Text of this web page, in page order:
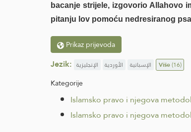
bacanje strijele, izgovorio Allahovo
pitanju lov pomoću nedresiranog
Prikaz prijevoda
Jezik: الإنجليزية الأوردية الإسبانية Više(16)
Kategorije
Islamsko pravo i njegova
Islamsko pravo i njegova